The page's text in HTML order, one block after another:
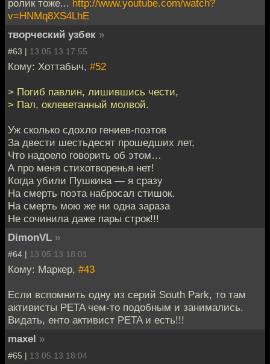
ролик тоже... http://www.youtube.com/watch?
v=HNMq8XS4LhE
творческий узбек »
#63 | 13.05.13 17:55
Кому: Хоттабыч, #52
> Погиб павлин, лишившись чести,
> Пал, оклеветанный молвой.
Уж сколько сдохло гениев-поэтов
За двести шестьдесят прошедших лет,
Что надоело говорить об этом…
А про меня стихотворенья нет!
Когда убили Пушкина — я сразу
На смерть поэта набросал стишок.
На смерть мою же ни одна зараза
Не сочинила даже пары строк!!!
DimonVL »
#64 | 13.05.13 18:01
Кому: Маркер, #43
Если вспомнить одну из серий South Park, то там
активисты PETA чем-то подобным и занимались.
Видать, енто активист PETA и есть!!!
maxel »
#65 | 13.05.13 18:04